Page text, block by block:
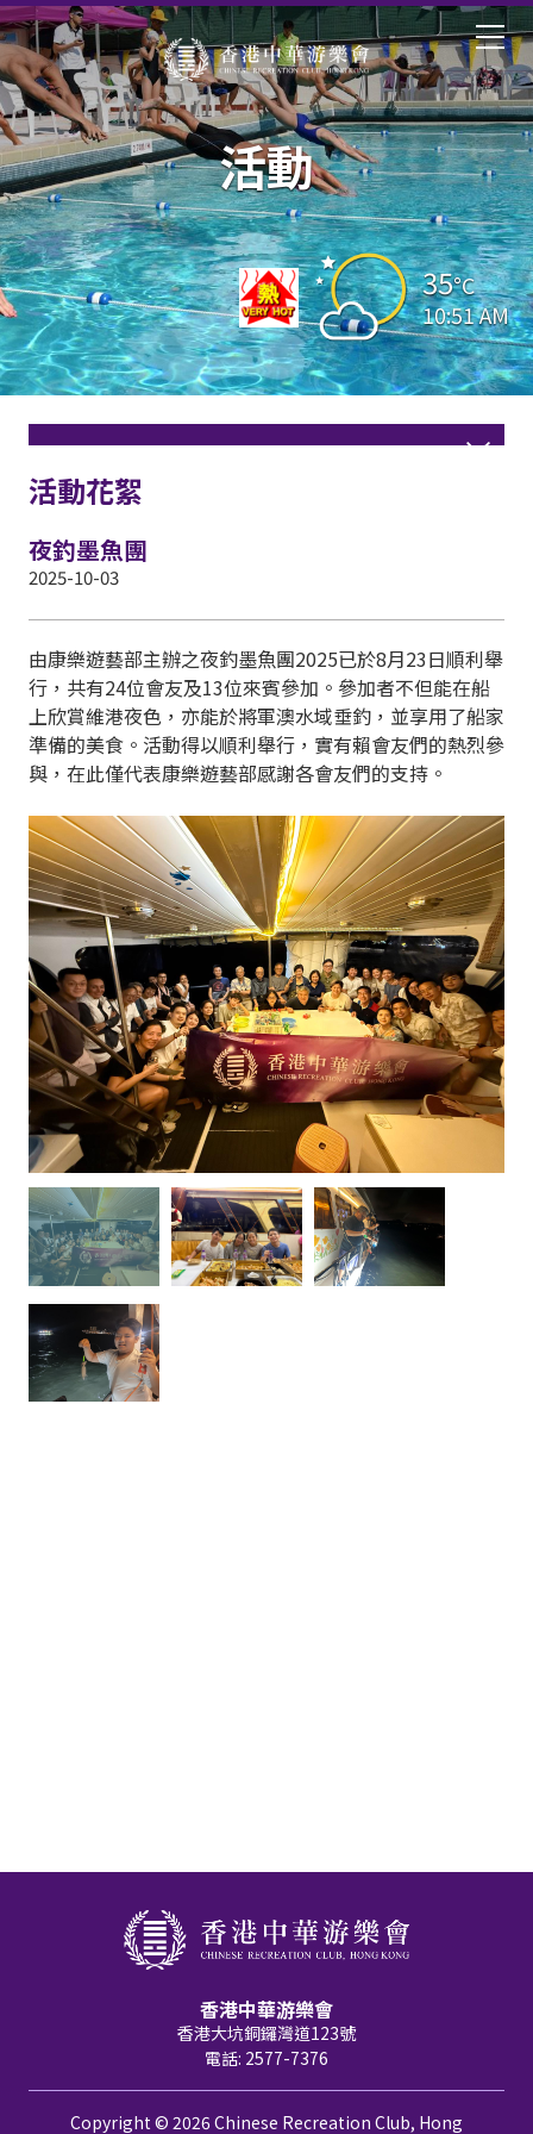
35°C
10:51 AM
活動
活動花絮
夜釣墨魚團
2025-10-03
由康樂遊藝部主辦之夜釣墨魚團2025已於8月23日順利舉
行，共有24位會友及13位來賓參加。參加者不但能在船
上欣賞維港夜色，亦能於將軍澳水域垂釣，並享用了船家
準備的美食。活動得以順利舉行，實有賴會友們的熱烈參
與，在此僅代表康樂遊藝部感謝各會友們的支持。
香港中華游樂會
香港大坑銅鑼灣道123號
電話: 2577-7376
Copyright © 2026 Chinese Recreation Club, Hong